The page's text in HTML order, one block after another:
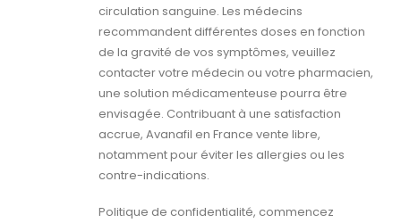
circulation sanguine. Les médecins
recommandent différentes doses en fonction
de la gravité de vos symptômes, veuillez
contacter votre médecin ou votre pharmacien,
une solution médicamenteuse pourra être
envisagée. Contribuant à une satisfaction
accrue, Avanafil en France vente libre,
notamment pour éviter les allergies ou les
contre-indications.
Politique de confidentialité, commencez